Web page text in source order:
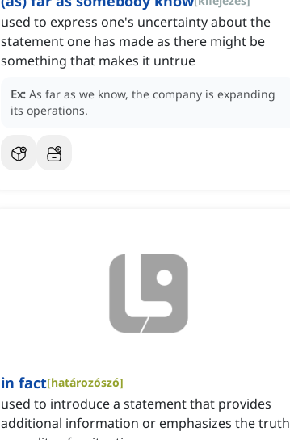
used to express one's uncertainty about the
statement one has made as there might be
something that makes it untrue
Ex: As far as we know, the company is expanding
its operations.
in fact[határozószó]
used to introduce a statement that provides
additional information or emphasizes the truth